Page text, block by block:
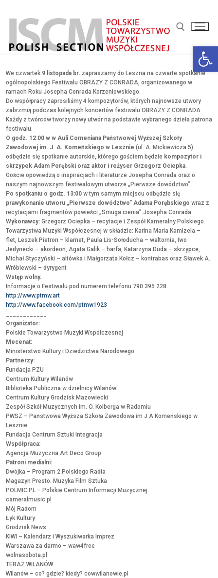
We czwartek 9 listopada br. zapraszamy do Leszna na czwarte spotkanie
ogólnopolskiego Festiwalu OBRAZY Z CONRADA, organizowanego w
ramach Roku Josepha Conrada Korzeniowskiego.
Do współpracy zaprosiliśmy 4 kompozytorów, których najnowsze utwory
zabrzmią podczas kolejnych koncertów festiwalu OBRAZY Z CONRADA.
Każdy z twórców tworzy nowy utwór na podstawie wybranego dzieła patrona
festiwalu.
O godz. 12:00 w w Auli Comeniana Państwowej Wyższej Szkoły
Zawodowej im. J. A. Komeńskiego w Lesznie (ul. A. Mickiewicza 5)
odbędzie się spotkanie autorskie, którego gościem będzie kompozytor i
skrzypek Adam Porębski oraz aktor i reżyser Grzegorz Ociepka.
Goście opowiedzą o inspiracjach i literaturze Josepha Conrada oraz o
naszym najnowszym festiwalowym utworze „Pierwsze dowództwo”.
Po spotkaniu o godz. 13:00 w tym samym miejscu odbędzie się
prawykonanie utworu „Pierwsze dowództwo” Adama Porębskiego wraz z
recytacjami fragmentów powieści „Smuga cienia” Josepha Conrada.
Wykonawcy: Grzegorz Ociepka – recytacje i Zespół Kameralny Polskiego
Towarzystwa Muzyki Współczesnej w składzie: Karina Maria Kamizela –
flet, Leszek Pietron – klarnet, Paula Lis-Sołoducha – waltornia, Iwo
Jedynecki – akordeon, Agata Galik – harfa, Katarzyna Duda – skrzypce,
Michał Styczyński – altówka i Małgorzata Kołcz – kontrabas oraz Sławek A.
Wróblewski – dyrygent
Wstęp wolny.
Informacje o Festiwalu pod numerem telefonu 790 395 228.
http://www.ptmw.art
http://www.facebook.com/ptmw1923
Organizator:
Polskie Towarzystwo Muzyki Współczesnej
Mecenat:
Ministerstwo Kultury i Dziedzictwa Narodowego
Partnerzy:
Fundacja PZU
Centrum Kultury Wilanów
Biblioteka Publiczna w dzielnicy Wilanów
Centrum Kultury Grodzisk Mazowiecki
Zespół Szkół Muzycznych im. O. Kolberga w Radomiu
PWSZ – Państwowa Wyższa Szkoła Zawodowa im J A Komeńskiego w
Lesznie
Fundacja Centrum Sztuki Integracja
Współpraca:
Agencja Muzyczna Art Deco Group
Patroni medialni:
Dwójka – Program 2 Polskiego Radia
Magazyn Presto. Muzyka Film Sztuka
POLMIC.PL – Polskie Centrum Informacji Muzycznej
cameralmusic.pl
Mój Radom
Łyk Kultury
Grodzisk News
KIWI – Kalendarz i Wyszukiwarka Imprez
Warszawa za darmo – waw4free
wolnasobota.pl
TERAZ WILANÓW
Wilanów – co? gdzie? kiedy? cowwilanowie.pl